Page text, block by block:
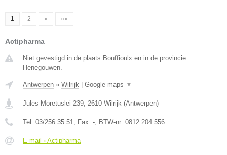
1 2 » »»
Actipharma
Niet gevestigd in de plaats Bouffioulx en in de provincie
Henegouwen.
Antwerpen » Wilrijk Google maps ▼
Jules Moretuslei 239, 2610 Wilrijk (Antwerpen)
Tel: 03/256.35.51, Fax: -, BTW-nr: 0812.204.556
E-mail › Actipharma